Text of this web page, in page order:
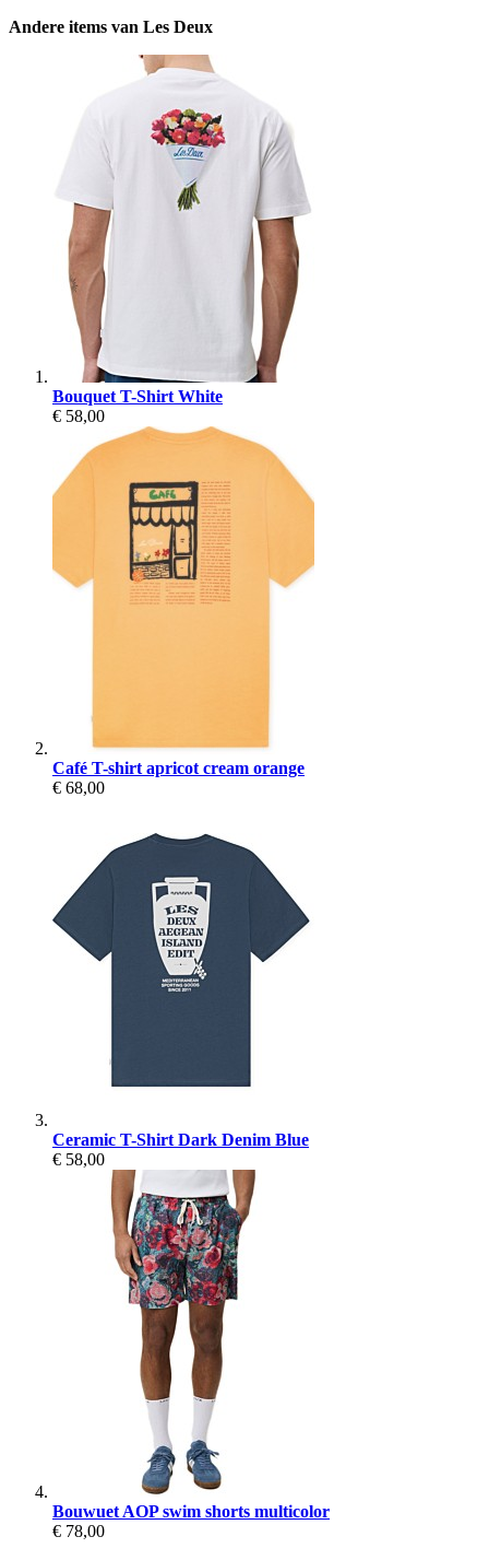
Andere items van Les Deux
Bouquet T-Shirt White
€ 58,00
Café T-shirt apricot cream orange
€ 68,00
Ceramic T-Shirt Dark Denim Blue
€ 58,00
Bouwuet AOP swim shorts multicolor
€ 78,00